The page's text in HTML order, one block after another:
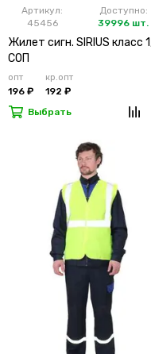
Артикул:
45456
Доступно:
39996 шт.
Жилет сигн. SIRIUS класс
СОП
опт
196 ₽
кр.опт
192 ₽
Выбрать